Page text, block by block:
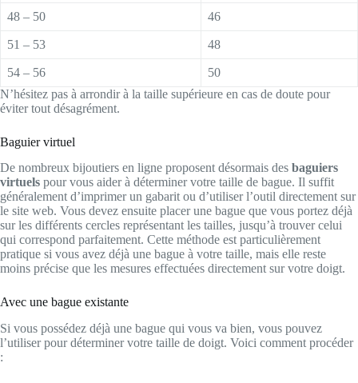
48 – 50 46
51 – 53 48
54 – 56
50
N’hésitez pas à arrondir à la taille supérieure en cas de doute pour
éviter tout désagrément.
Baguier virtuel
De nombreux bijoutiers en ligne proposent désormais des baguiers
virtuels pour vous aider à déterminer votre taille de bague. Il suffit
généralement d’imprimer un gabarit ou d’utiliser l’outil directement sur
le site web. Vous devez ensuite placer une bague que vous portez déjà
sur les différents cercles représentant les tailles, jusqu’à trouver celui
qui correspond parfaitement. Cette méthode est particulièrement
pratique si vous avez déjà une bague à votre taille, mais elle reste
moins précise que les mesures effectuées directement sur votre doigt.
Avec une bague existante
Si vous possédez déjà une bague qui vous va bien, vous pouvez
l’utiliser pour déterminer votre taille de doigt. Voici comment procéder
: